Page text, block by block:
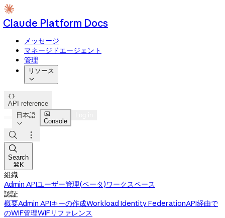
Claude Platform Docs
メッセージ
マネージドエージェント
管理
リソース


API reference
日本語


Console



Search
⌘K
組織
Admin APIユーザー管理(ベータ)ワークスペース
認証
概要Admin APIキーの作成Workload Identity FederationAPI経由で
のWIF管理WIFリファレンス